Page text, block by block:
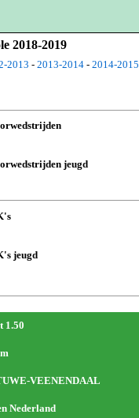
2018-2019
2013 - 2013-2014 - 2014-2015
jeugd
jeugd
1.50
VEENENDAAL
Nederland